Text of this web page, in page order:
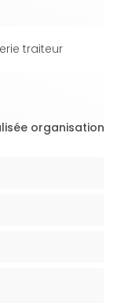
traiteur
organisation